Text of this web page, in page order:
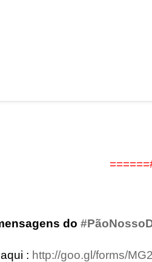
do
: http://goo.gl/forms/